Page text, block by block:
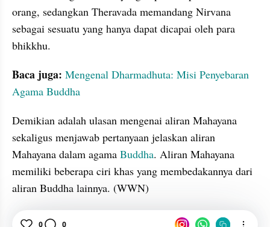
orang, sedangkan Theravada memandang Nirvana
sebagai sesuatu yang hanya dapat dicapai oleh para
bhikkhu.
Baca juga: Mengenal Dharmadhuta: Misi Penyebaran
Agama Buddha
Demikian adalah ulasan mengenai aliran Mahayana
sekaligus menjawab pertanyaan jelaskan aliran
Mahayana dalam agama Buddha. Aliran Mahayana
memiliki beberapa ciri khas yang membedakannya dari
aliran Buddha lainnya. (WWN)
0 0